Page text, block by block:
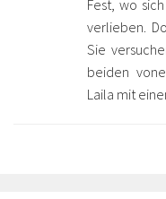
Fest, wo
verlieben.
Sie
beiden
Laila mit